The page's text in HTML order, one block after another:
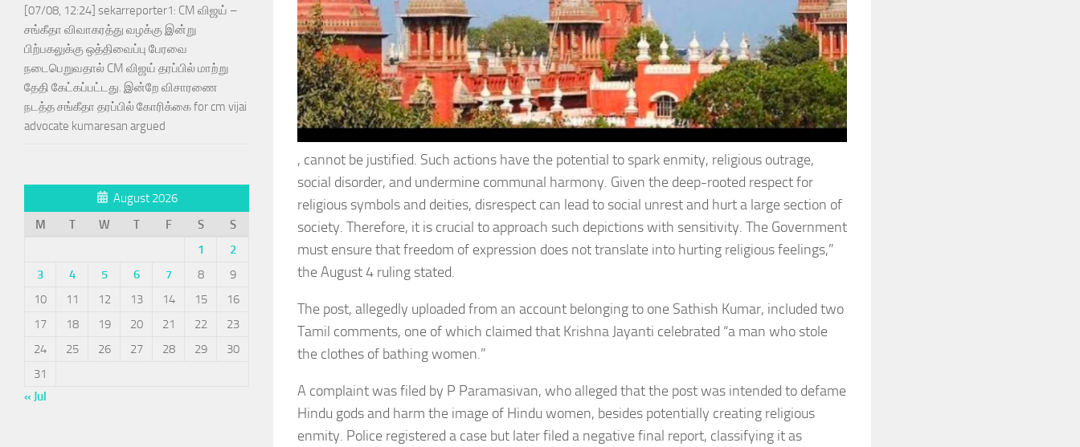
, cannot be justified. Such actions have the potential to spark enmity, religious outrage,
social disorder, and undermine communal harmony. Given the deep-rooted respect for
religious symbols and deities, disrespect can lead to social unrest and hurt a large section of
society. Therefore, it is crucial to approach such depictions with sensitivity. The Government
must ensure that freedom of expression does not translate into hurting religious feelings,”
the August 4 ruling stated.
The post, allegedly uploaded from an account belonging to one Sathish Kumar, included two
Tamil comments, one of which claimed that Krishna Jayanti celebrated “a man who stole
the clothes of bathing women.”
A complaint was filed by P Paramasivan, who alleged that the post was intended to defame
Hindu gods and harm the image of Hindu women, besides potentially creating religious
enmity. Police registered a case but later filed a negative final report, classifying it as
[07/08, 12:24] sekarreporter1: CM விஜய் –
சங்கீதா விவாகரத்து வழக்கு இன்று
பிற்பகலுக்கு ஒத்திவைப்பு பேரவை
நடைபெறுவதால் CM விஜய் தரப்பில் மாற்று
தேதி கேட்கப்பட்டது. இன்றே விசாரணை
நடத்த சங்கீதா தரப்பில் கோரிக்கை for cm vijai
advocate kumaresan argued
August 2026
M
T W T F S
S
1
2
3
4 5 6 7 8
9
10
11 12 13 14 15
16
17
18 19 20 21 22
23
24
25 26 27 28 29
30
31
« Jul